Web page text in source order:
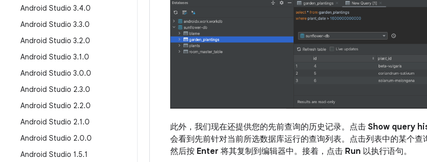
Android Studio 3.4.0
Android Studio 3.3.0
Android Studio 3.2.0
Android Studio 3.1.0
Android Studio 3.0.0
Android Studio 2.3.0
Android Studio 2.2.0
Android Studio 2.1.0
Android Studio 2.0.0
Android Studio 1.5.1
此外，我们现在还提供您的先前查询的历史记录。点击 Show query
会看到先前针对当前所选数据库运行的查询列表。点击列表中的某个查
然后按 Enter 将其复制到编辑器中。接着，点击 Run 以执行语句。